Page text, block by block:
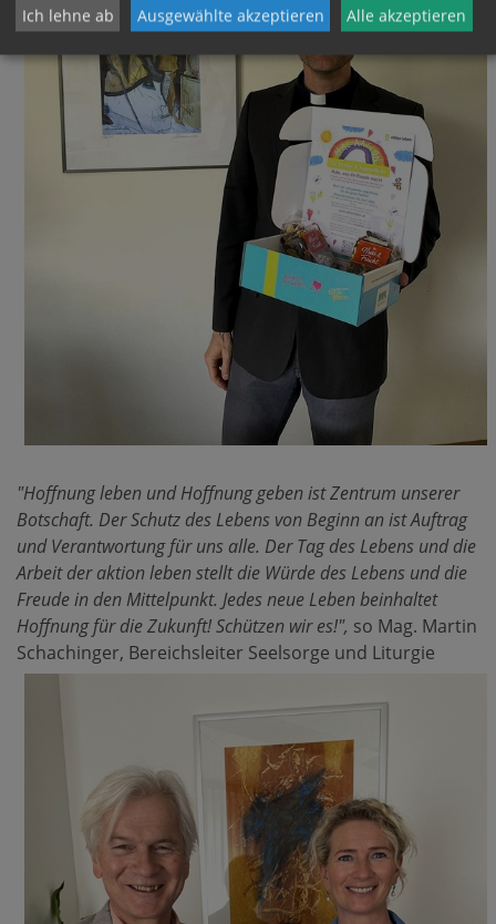
"Hoffnung leben und Hoffnung geben ist Zentrum unserer
Botschaft. Der Schutz des Lebens von Beginn an ist Auftrag
und Verantwortung für uns alle. Der Tag des Lebens und die
Arbeit der aktion leben stellt die Würde des Lebens und die
Freude in den Mittelpunkt. Jedes neue Leben beinhaltet
Hoffnung für die Zukunft! Schützen wir es!", so Mag. Martin
Schachinger, Bereichsleiter Seelsorge und Liturgie
Ich lehne ab Ausgewählte akzeptieren Alle akzeptieren